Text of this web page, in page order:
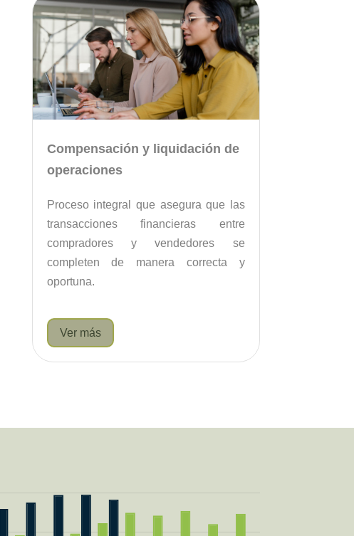
Compensación y liquidación de
operaciones
Proceso integral que asegura que las
transacciones financieras entre
compradores y vendedores se
completen de manera correcta y
oportuna.
Ver más